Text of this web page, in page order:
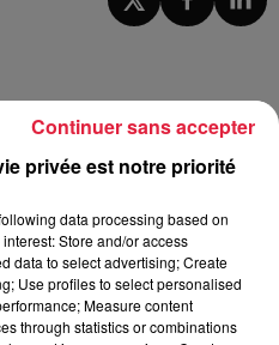
de l’eau brune sort des
à Strasbourg :
Trautmann réagit
privée est notre priorité
data processing based on
Store and/or access
data to select advertising; Create
Use profiles to select personalised
Measure content
through statistics or combinations
Continuer sans accepter